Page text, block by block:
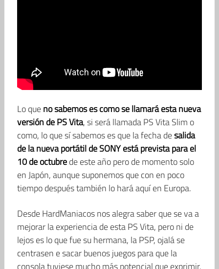
Lo queno sabemos es como se llamará esta nueva
versión de PS Vita, si será llamada PS Vita Slim o
como, lo que sí sabemos es que la fecha desalida
de la nueva portátil de SONY está prevista para el
10 de octubrede este año pero de momento solo
en Japón, aunque suponemos que con en poco
tiempo después también lo hará aquí en Europa.
Desde HardManiacos nos alegra saber que se va a
mejorar la experiencia de esta PS Vita, pero ni de
lejos es lo que fue su hermana, la PSP, ojalá se
centrasen e sacar buenos juegos para que la
consola tuviese mucho más potencial que exprimir.